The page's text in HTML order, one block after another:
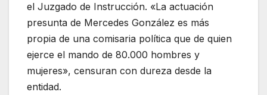
el Juzgado de Instrucción. «La actuación
presunta de Mercedes González es más
propia de una comisaria política que de quien
ejerce el mando de 80.000 hombres y
mujeres», censuran con dureza desde la
entidad.